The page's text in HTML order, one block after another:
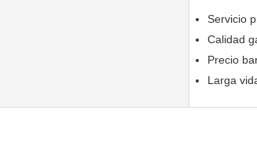
Servicio
Calidad
Precio
Larga